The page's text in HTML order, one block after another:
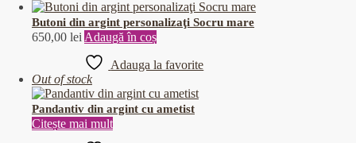
Butoni din argint personalizaţi Socru mare
650,00 lei Adaugă în coș
Adauga la favorite
Out of stock
Pandantiv din argint cu ametist
Citește mai mult